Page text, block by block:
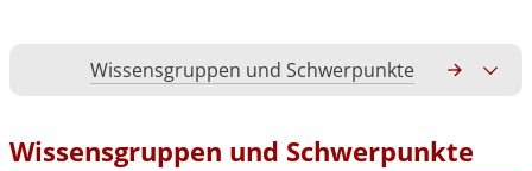
Wissensgruppen und Schwerpunkte
Wissensgruppen und Schwerpunkte